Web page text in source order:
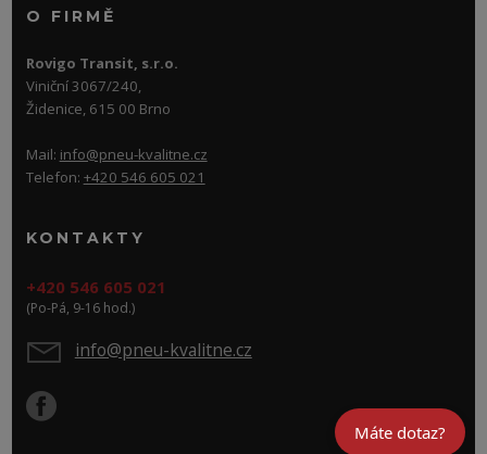
O FIRMĚ
Rovigo Transit, s.r.o.
Viniční 3067/240,
Židenice, 615 00 Brno
Mail: info@pneu-kvalitne.cz
Telefon: +420 546 605 021
KONTAKTY
+420 546 605 021
(Po-Pá, 9-16 hod.)
info@pneu-kvalitne.cz
Máte dotaz?